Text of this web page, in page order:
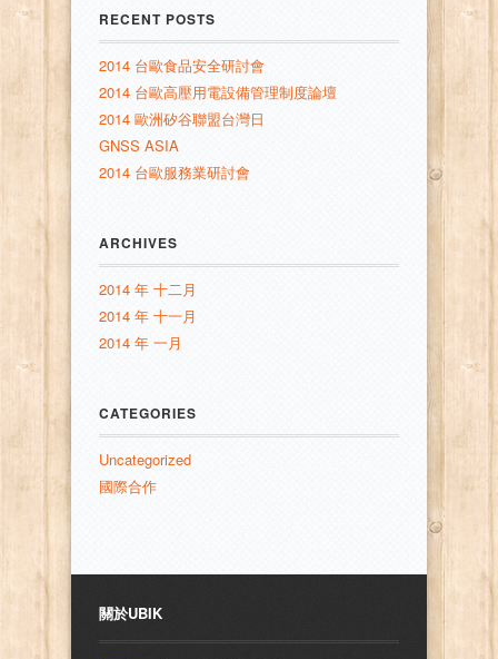
RECENT POSTS
2014 台歐食品安全研討會
2014 台歐高壓用電設備管理制度論壇
2014 歐洲矽谷聯盟台灣日
GNSS ASIA
2014 台歐服務業研討會
ARCHIVES
2014 年 十二月
2014 年 十一月
2014 年 一月
CATEGORIES
Uncategorized
國際合作
關於UBIK